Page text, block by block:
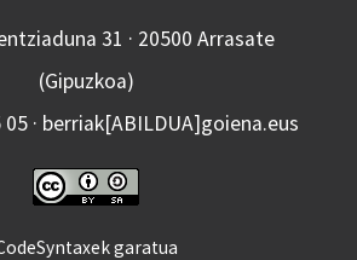
31 · 20500 Arrasate
(Gipuzkoa)
05 · berriak[ABILDUA]goiena.eus
garatua